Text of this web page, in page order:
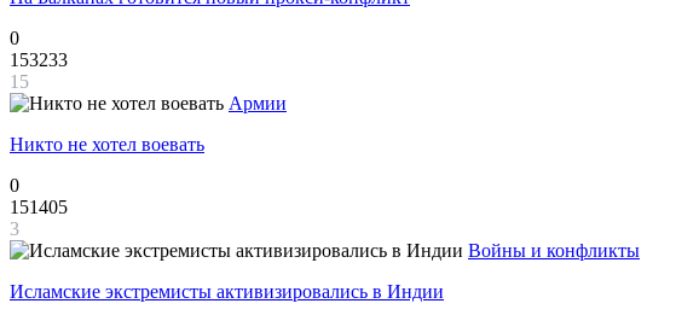
0
153233
15
Армии
Никто не хотел воевать
0
151405
3
Войны и конфликты
Исламские экстремисты активизировались в Индии